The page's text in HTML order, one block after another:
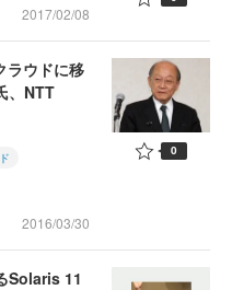
2017/02/08
ラウドに移
、NTT
2016/03/30
0
Solaris 11